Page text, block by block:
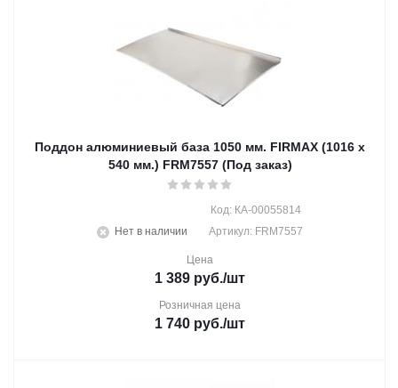
Поддон алюминиевый база 1050 мм. FIRMAX (1016 х
540 мм.) FRM7557 (Под заказ)
Нет в наличии
Код: КА-00055814
Артикул: FRM7557
Цена
1 389 руб./шт
Розничная цена
1 740 руб./шт